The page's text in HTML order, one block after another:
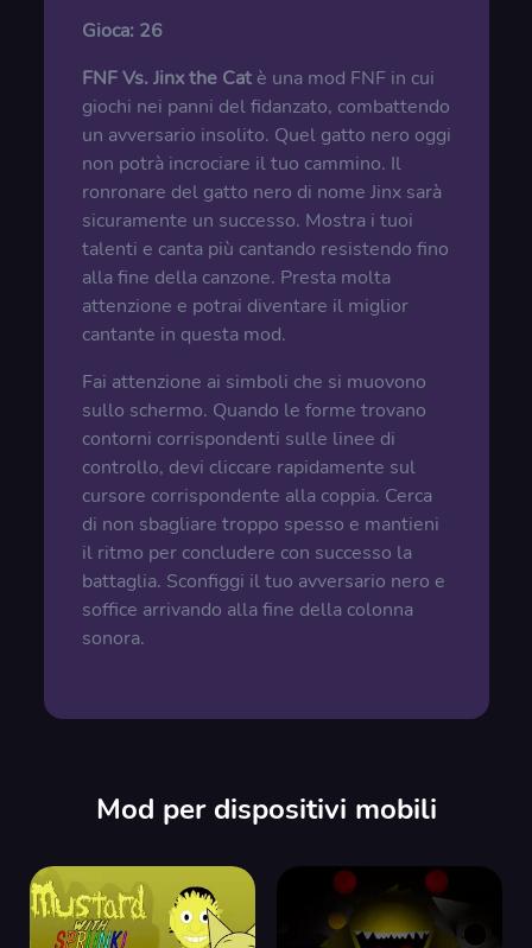
Gioca: 26
FNF Vs. Jinx the Catè una mod FNF in cui
giochi nei panni del fidanzato, combattendo
un avversario insolito. Quel gatto nero oggi
non potrà incrociare il tuo cammino. Il
ronronare del gatto nero di nome Jinx sarà
sicuramente un successo. Mostra i tuoi
talenti e canta più cantando resistendo fino
alla fine della canzone. Presta molta
attenzione e potrai diventare il miglior
cantante in questa mod.
Fai attenzione ai simboli che si muovono
sullo schermo. Quando le forme trovano
contorni corrispondenti sulle linee di
controllo, devi cliccare rapidamente sul
cursore corrispondente alla coppia. Cerca
di non sbagliare troppo spesso e mantieni
il ritmo per concludere con successo la
battaglia. Sconfiggi il tuo avversario nero e
soffice arrivando alla fine della colonna
sonora.
Mod per dispositivi mobili